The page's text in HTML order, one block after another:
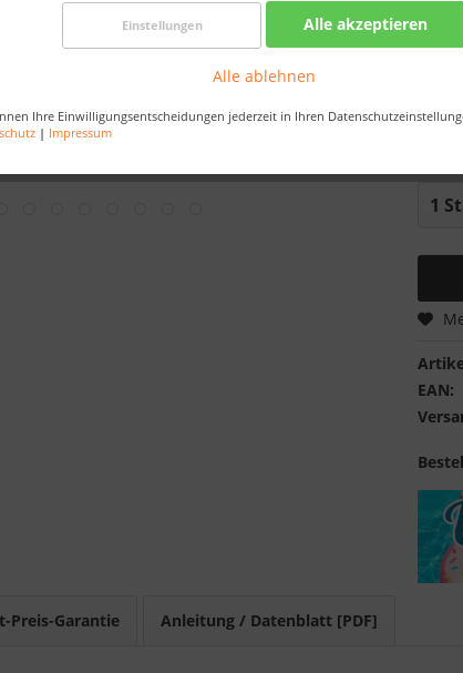
Einstellungen Alle akzeptieren
Alle ablehnen
Ihre Einwilligungsentscheidungen jederzeit in Ihren
| Impressum
EAN:
Preis-Garantie Anleitung / Datenblatt [PDF]